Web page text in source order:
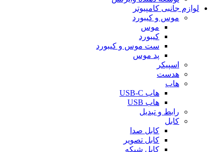
لوازم جانبی کامپیوتر
موس و کیبورد
موس
کیبورد
ست موس و کیبورد
پد موس
اسپیکر
هدست
هاب
هاب USB-C
هاب USB
رابط و تبدیل
کابل
کابل صدا
کابل تصویر
کابل شبکه